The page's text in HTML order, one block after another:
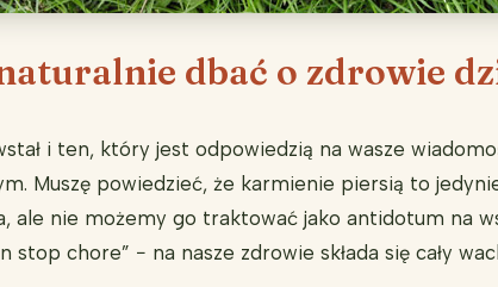
dbać o zdrowie
i ten, który jest odpowiedzią na wasze
Muszę powiedzieć, że karmienie piersią to
ale nie możemy go traktować jako antidotum na
chore” − na nasze zdrowie składa się cały